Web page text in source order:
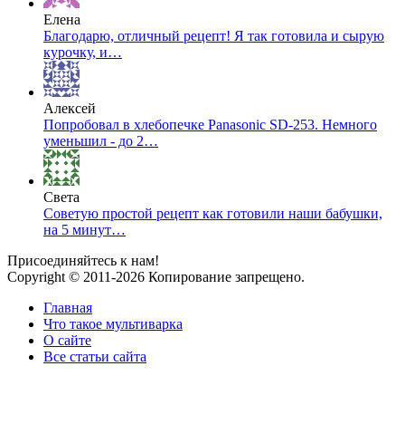
Елена
Благодарю, отличный рецепт! Я так готовила и сырую
курочку, и…
Алексей
Попробовал в хлебопечке Panasonic SD-253. Немного
уменьшил - до 2…
Света
Советую простой рецепт как готовили наши бабушки,
на 5 минут…
Присоединяйтесь к нам!
Copyright © 2011-2026 Копирование запрещено.
Главная
Что такое мультиварка
О сайте
Все статьи сайта